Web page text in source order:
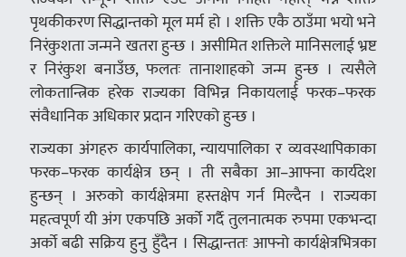
पृथकीकरण सिद्धान्तको मूल मर्म हो । शक्ति एकै ठाउँमा भयो भने
निरंकुशता जन्मने खतरा हुन्छ । असीमित शक्तिले मानिसलाई भ्रष्ट
र निरंकुश बनाउँछ, फलतः तानाशाहको जन्म हुन्छ । त्यसैले
लोकतान्त्रिक हरेक राज्यका विभिन्न निकायलार्ई फरक–फरक
संवैधानिक अधिकार प्रदान गरिएको हुन्छ ।
राज्यका अंगहरु कार्यपालिका, न्यायपालिका र व्यवस्थापिकाका
फरक–फरक कार्यक्षेत्र छन् । ती सबैका आ–आफ्ना कार्यदेश
हुन्छन् । अरुको कार्यक्षेत्रमा हस्तक्षेप गर्न मिल्दैन । राज्यका
महत्वपूर्ण यी अंग एकपछि अर्को गर्दै तुलनात्मक रुपमा एकभन्दा
अर्को बढी सक्रिय हुनु हुँदैन । सिद्धान्ततः आफ्नो कार्यक्षेत्रभित्रका